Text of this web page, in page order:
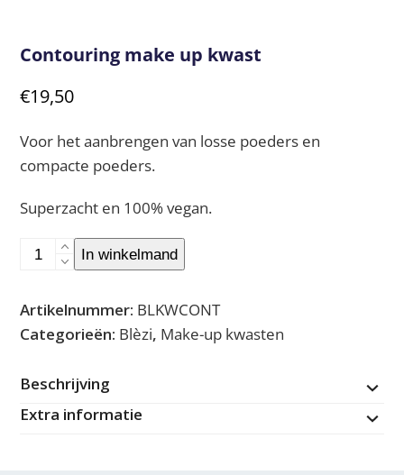
Contouring make up kwast
€19,50
Voor het aanbrengen van losse poeders en
compacte poeders.
Superzacht en 100% vegan.
Contouring
kwast
aantal
In winkelmand
Artikelnummer: BLKWCONT
Categorieën: Blèzi, Make-up kwasten
Beschrijving
Extra informatie